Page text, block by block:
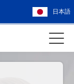
日本語